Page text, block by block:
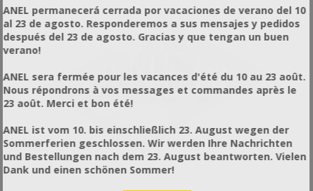
παγίδα. ΠΡΟΣΟΧΗ!!! Αν και τα περισσότερα έντομα
που θα παγιδευτούν θα είναι νεκρά σε λίγες ώρες,
μέχρι τότε οι παγιδευμένες σφήκες μπορούν ακόμα
να χρησιμοποιήσουν το κεντρί τους οπότε θα πρέπει
έλξουν και ζώα (πχ γάτες, σκύλους), τα οποία είναι
δύσκολο μεν να θανατωθούν από την παγίδα (αλλά
όχι αδύνατο) αλλά η επαφή με την κόλλα θα τα
με τέτοιο τρόπο ώστε να μην έχουν πρόσβαση τα
ζώα. Η κόλλα μπορεί να χρησιμοποιηθεί για την
παγίδευση μικρών ή μεγάλων ποντικιών. Για να γίνει
αυτό ακολουθήστε τις ίδιες οδηγίες βάζοντας όμως
ANEL permanecerá cerrada por vacaciones de verano del 10
al 23 de agosto. Responderemos a sus mensajes y pedidos
después del 23 de agosto. Gracias y que tengan un buen
verano!
ANEL sera fermée pour les vacances d'été du 10 au 23 août.
Nous répondrons à vos messages et commandes après le
23 août. Merci et bon été!
ANEL ist vom 10. bis einschließlich 23. August wegen der
Sommerferien geschlossen. Wir werden Ihre Nachrichten
und Bestellungen nach dem 23. August beantworten. Vielen
Dank und einen schönen Sommer!